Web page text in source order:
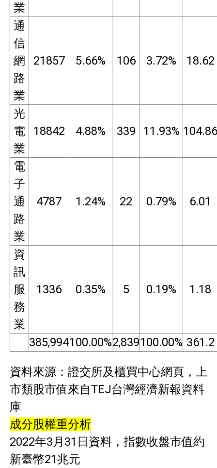
業
通
信
網
路
業
21857 5.66% 106 3.72% 18.62
光
電
業
18842 4.88% 339 11.93% 104.86
電
子
通
路
業
4787 1.24% 22 0.79% 6.01
資
訊
服
務
業
1336 0.35% 5 0.19% 1.18
385,994100.00%2,839100.00% 361.2
資料來源：證交所及櫃買中心網頁，上
市類股市值來自TEJ台灣經濟新報資料
庫
成分股權重分析
2022年3月31日資料，指數收盤市值約
新臺幣21兆元